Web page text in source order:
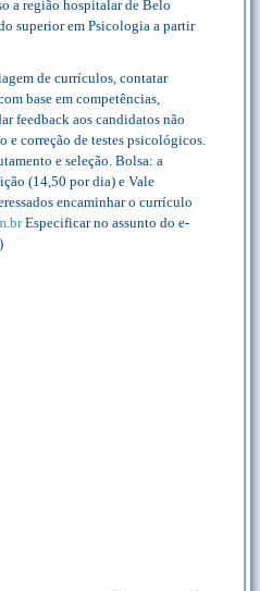
a região hospitalar de Belo
superior em Psicologia a partir
de currículos, contatar
base em competências,
feedback aos candidatos não
e correção de testes psicológicos.
e seleção. Bolsa: a
(14,50 por dia) e Vale
encaminhar o currículo
Especificar no assunto do e-